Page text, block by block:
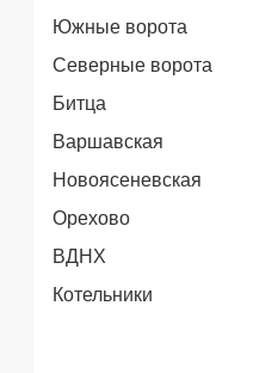
Южные ворота
Северные ворота
Битца
Варшавская
Новоясеневская
Орехово
ВДНХ
Котельники